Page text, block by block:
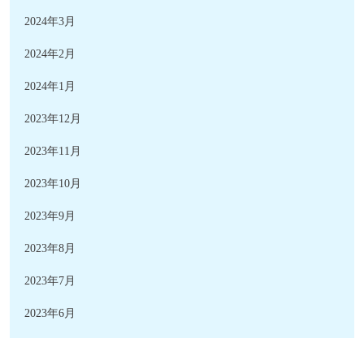
2024年3月
2024年2月
2024年1月
2023年12月
2023年11月
2023年10月
2023年9月
2023年8月
2023年7月
2023年6月